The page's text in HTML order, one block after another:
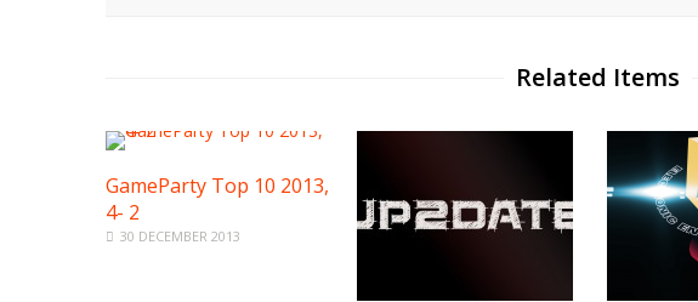
Related Items
GameParty Top 10 2013,
4- 2
30 DECEMBER 2013